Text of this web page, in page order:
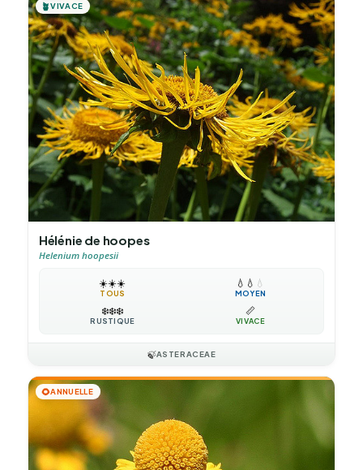
🪴VIVACE
Hélénie de hoopes
Helenium hoopesii
☀️☀️☀️
TOUS
💧 💧 💧
MOYEN
❄️❄️❄️
RUSTIQUE
📏
VIVACE
🍃ASTERACEAE
🌻ANNUELLE